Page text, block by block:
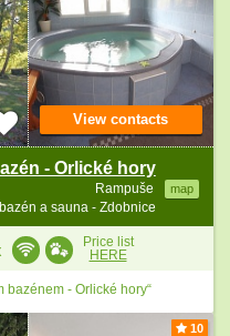
- Orlické hory
Rampuše map
a sauna - Zdobnice
View contacts
Price list
HERE
bazénem - Orlické hory“
10